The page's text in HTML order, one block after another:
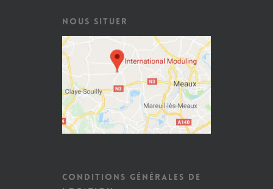
NOUS SITUER
CONDITIONS GÉNÉRALES DE